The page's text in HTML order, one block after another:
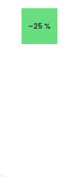
–25 %